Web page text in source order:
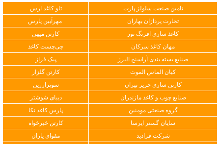
تامین صنعت سلولز پارت
تاو کاغذ ارس
تجارت پردازان بهاران
مهرآیین پارس
کاغذ سازی افرنگ نور
کارتن میهن
مهان کاغذ سرکان
چی‌چست کاغذ
صنایع بسته بندی آراسنج البرز
پیک فراز
کیان الماس الموت
کارتن گلزار
کارتن سازی حریر پیران
سوپرارزین
صنایع چوب و کاغذ مازندران
دیبای شوشتر
گروه صنعتی مومنین
پارس کاغذ نکا
سایان گستر ایرسا
کارتن خیرخواه
شرکت فرادید
مقوای یاران